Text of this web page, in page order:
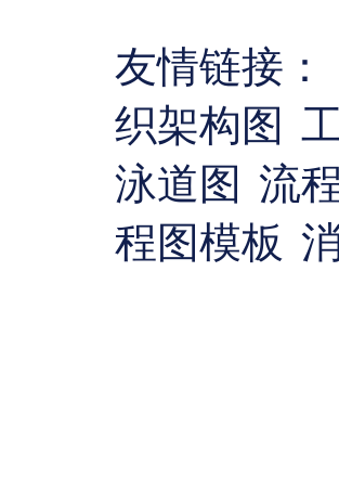
友情链接：
织架构图
泳道图 流
程图模板